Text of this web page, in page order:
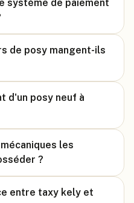
système de paiement
de posy mangent-ils
d'un posy neuf à
les
?
entre taxy kely et